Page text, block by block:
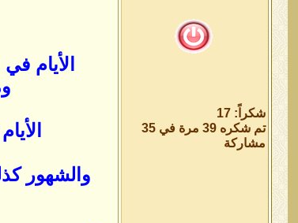
شكراً: 17
تم شكره 39 مرة في 35
مشاركة
الأيام
والشهور